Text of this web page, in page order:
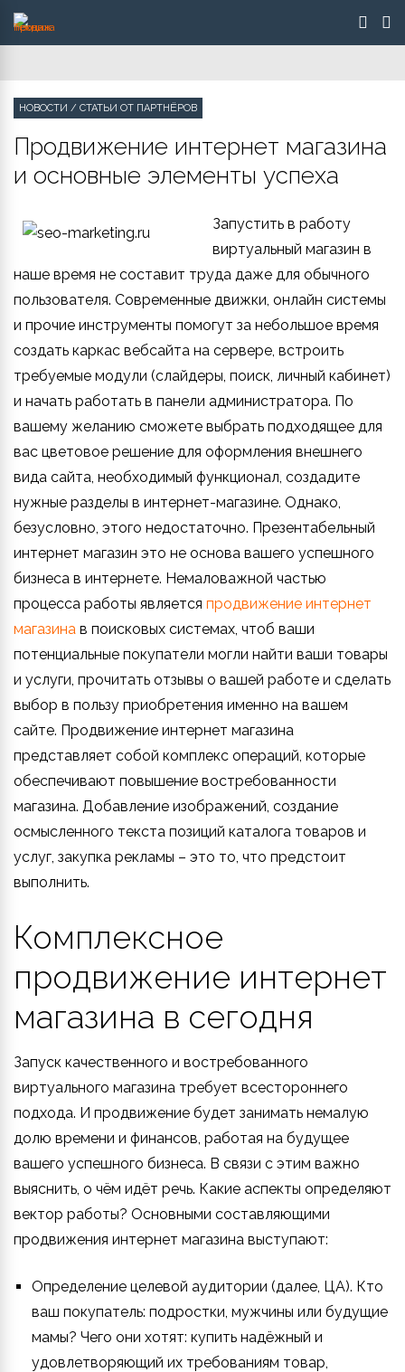
НОВОСТИ / СТАТЬИ ОТ ПАРТНЁРОВ
Продвижение интернет магазина
и основные элементы успеха
Запустить в работу
виртуальный магазин в
наше время не составит труда даже для обычного
пользователя. Современные движки, онлайн системы
и прочие инструменты помогут за небольшое время
создать каркас вебсайта на сервере, встроить
требуемые модули (слайдеры, поиск, личный кабинет)
и начать работать в панели администратора. По
вашему желанию сможете выбрать подходящее для
вас цветовое решение для оформления внешнего
вида сайта, необходимый функционал, создадите
нужные разделы в интернет-магазине. Однако,
безусловно, этого недостаточно. Презентабельный
интернет магазин это не основа вашего успешного
бизнеса в интернете. Немаловажной частью
процесса работы является продвижение интернет
магазина в поисковых системах, чтоб ваши
потенциальные покупатели могли найти ваши товары
и услуги, прочитать отзывы о вашей работе и сделать
выбор в пользу приобретения именно на вашем
сайте. Продвижение интернет магазина
представляет собой комплекс операций, которые
обеспечивают повышение востребованности
магазина. Добавление изображений, создание
осмысленного текста позиций каталога товаров и
услуг, закупка рекламы – это то, что предстоит
выполнить.
Комплексное
продвижение интернет
магазина в сегодня
Запуск качественного и востребованного
виртуального магазина требует всестороннего
подхода. И продвижение будет занимать немалую
долю времени и финансов, работая на будущее
вашего успешного бизнеса. В связи с этим важно
выяснить, о чём идёт речь. Какие аспекты определяют
вектор работы? Основными составляющими
продвижения интернет магазина выступают:
Определение целевой аудитории (далее, ЦА). Кто
ваш покупатель: подростки, мужчины или будущие
мамы? Чего они хотят: купить надёжный и
удовлетворяющий их требованиям товар,